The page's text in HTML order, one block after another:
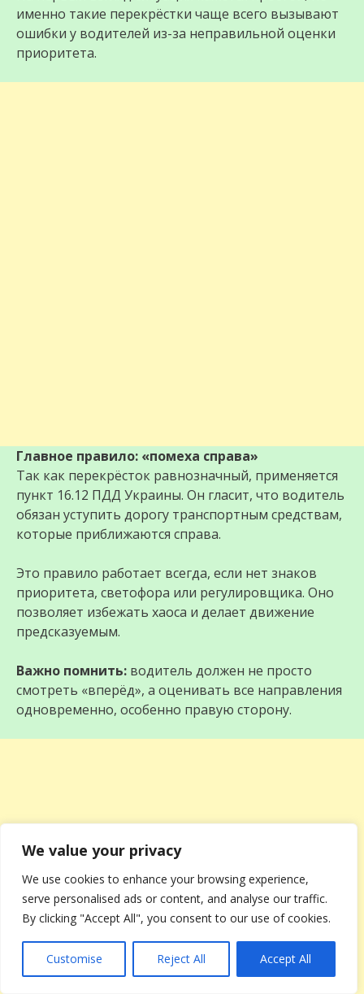
We value your privacy
We use cookies to enhance your browsing experience,
serve personalised ads or content, and analyse our traffic.
By clicking "Accept All", you consent to our use of cookies.
Customise Reject All Accept All
именно такие перекрёстки чаще всего вызывают
ошибки у водителей из-за неправильной оценки
приоритета.
Главное правило: «помеха справа»
Так как перекрёсток равнозначный, применяется
пункт 16.12 ПДД Украины. Он гласит, что водитель
обязан уступить дорогу транспортным средствам,
которые приближаются справа.
Это правило работает всегда, если нет знаков
приоритета, светофора или регулировщика. Оно
позволяет избежать хаоса и делает движение
предсказуемым.
Важно помнить: водитель должен не просто
смотреть «вперёд», а оценивать все направления
одновременно, особенно правую сторону.